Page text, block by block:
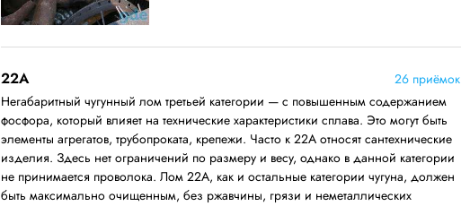
22A
26 приёмок
Негабаритный чугунный лом третьей категории — с повышенным содержанием
фосфора, который влияет на технические характеристики сплава. Это могут быть
элементы агрегатов, трубопроката, крепежи. Часто к 22А относят сантехнические
изделия. Здесь нет ограничений по размеру и весу, однако в данной категории
не принимается проволока. Лом 22А, как и остальные категории чугуна, должен
быть максимально очищенным, без ржавчины, грязи и неметаллических